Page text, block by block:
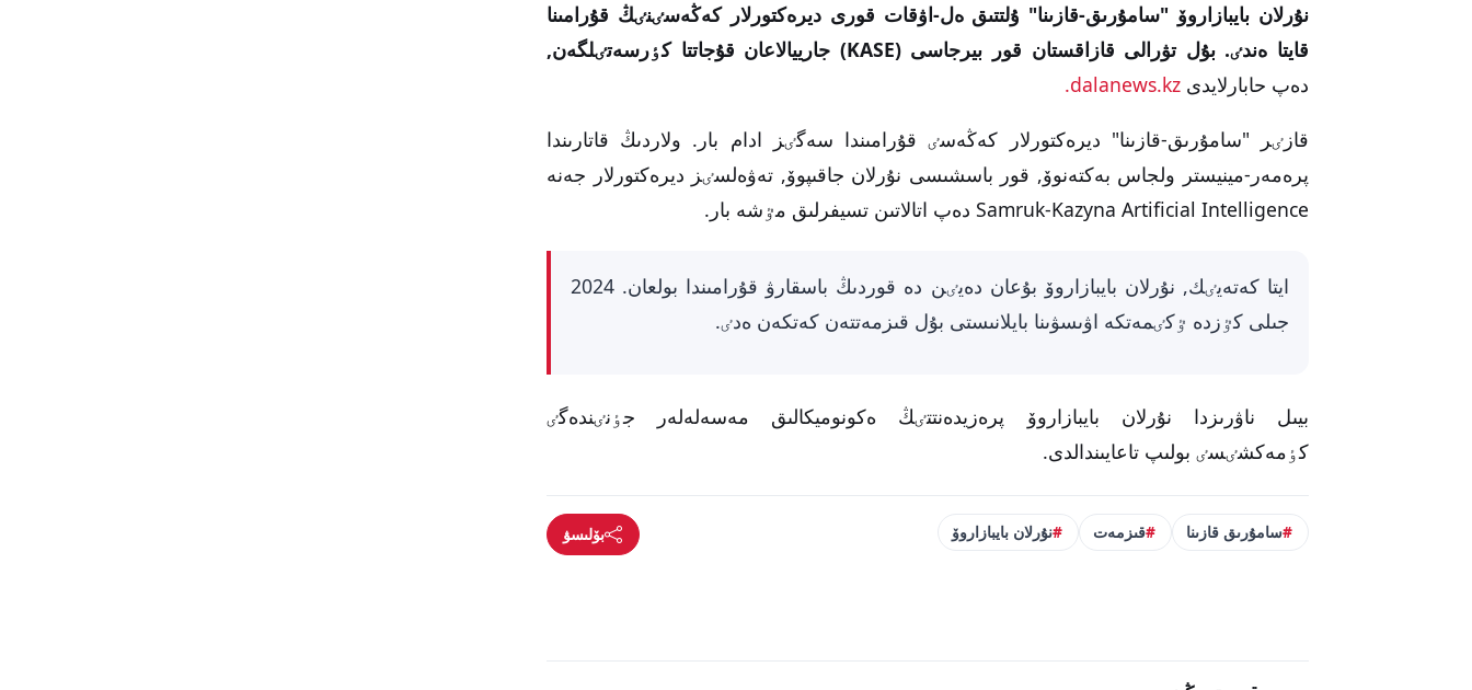
نۇرلان بايبازاروۆ "سامۇرىق-قازىنا" ۇلتتىق ەل-اۋقات قورى ديرەكتورلار كەڭەسٸنٸڭ قۇرامىنا
قايتا ەندٸ. بۇل تۋرالى قازاقستان قور بيرجاسى (KASE) جارييالاعان قۇجاتتا كٶرسەتٸلگەن,
دەپ حابارلايدى dalanews.kz.
قازٸر "سامۇرىق-قازىنا" ديرەكتورلار كەڭەسٸ قۇرامىندا سەگٸز ادام بار. ولاردىڭ قاتارىندا
پرەمەر-مينيستر ولجاس بەكتەنوۆ, قور باسشىسى نۇرلان جاقىپوۆ, تەۋەلسٸز ديرەكتورلار جەنە
Samruk-Kazyna Artificial Intelligence دەپ اتالاتىن تسيفرلىق مٷشە بار.
ايتا كەتەيٸك, نۇرلان بايبازاروۆ بۇعان دەيٸن دە قوردىڭ باسقارۋ قۇرامىندا بولعان. 2024
جىلى كٷزدە ٷكٸمەتكە اۋىسۋىنا بايلانىستى بۇل قىزمەتتەن كەتكەن ەدٸ.
بيىل ناۋرىزدا نۇرلان بايبازاروۆ پرەزيدەنتتٸڭ ەكونوميكالىق مەسەلەلەر جٶنٸندەگٸ
كٶمەكشٸسٸ بولىپ تاعايىندالدى.
سامۇرىق قازىنا قىزمەت نۇرلان بايبازاروۆ بۆلىسۋ